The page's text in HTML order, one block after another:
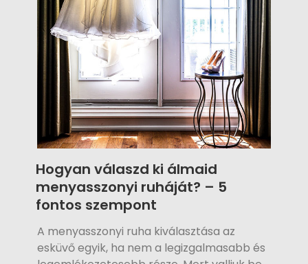
Hogyan válaszd ki álmaid
menyasszonyi ruháját? – 5
fontos szempont
A menyasszonyi ruha kiválasztása az
esküvő egyik, ha nem a legizgalmasabb és